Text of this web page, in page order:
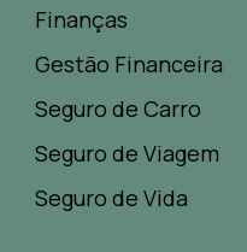
Finanças
Gestão Financeira
Seguro de Carro
Seguro de Viagem
Seguro de Vida